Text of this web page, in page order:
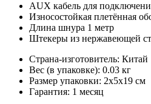
AUX кабель для
Износостойкая плетённая
Длина шнура 1 метр
Штекеры из нержавеющей
Страна-изготовитель: Китай
Вес (в упаковке): 0.03 кг
Размер упаковки: 2x5x19 см
Гарантия: 1 месяц